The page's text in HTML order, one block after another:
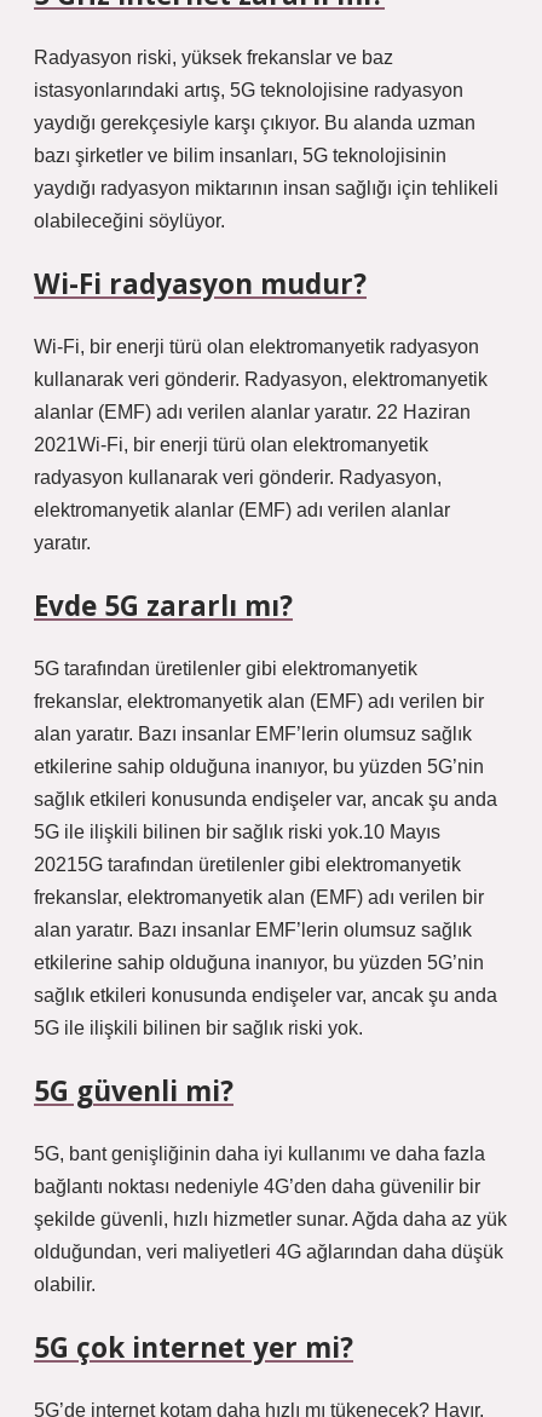
Radyasyon riski, yüksek frekanslar ve baz
istasyonlarındaki artış, 5G teknolojisine radyasyon
yaydığı gerekçesiyle karşı çıkıyor. Bu alanda uzman
bazı şirketler ve bilim insanları, 5G teknolojisinin
yaydığı radyasyon miktarının insan sağlığı için tehlikeli
olabileceğini söylüyor.
Wi-Fi radyasyon mudur?
Wi-Fi, bir enerji türü olan elektromanyetik radyasyon
kullanarak veri gönderir. Radyasyon, elektromanyetik
alanlar (EMF) adı verilen alanlar yaratır. 22 Haziran
2021Wi-Fi, bir enerji türü olan elektromanyetik
radyasyon kullanarak veri gönderir. Radyasyon,
elektromanyetik alanlar (EMF) adı verilen alanlar
yaratır.
Evde 5G zararlı mı?
5G tarafından üretilenler gibi elektromanyetik
frekanslar, elektromanyetik alan (EMF) adı verilen bir
alan yaratır. Bazı insanlar EMF’lerin olumsuz sağlık
etkilerine sahip olduğuna inanıyor, bu yüzden 5G’nin
sağlık etkileri konusunda endişeler var, ancak şu anda
5G ile ilişkili bilinen bir sağlık riski yok.10 Mayıs
20215G tarafından üretilenler gibi elektromanyetik
frekanslar, elektromanyetik alan (EMF) adı verilen bir
alan yaratır. Bazı insanlar EMF’lerin olumsuz sağlık
etkilerine sahip olduğuna inanıyor, bu yüzden 5G’nin
sağlık etkileri konusunda endişeler var, ancak şu anda
5G ile ilişkili bilinen bir sağlık riski yok.
5G güvenli mi?
5G, bant genişliğinin daha iyi kullanımı ve daha fazla
bağlantı noktası nedeniyle 4G’den daha güvenilir bir
şekilde güvenli, hızlı hizmetler sunar. Ağda daha az yük
olduğundan, veri maliyetleri 4G ağlarından daha düşük
olabilir.
5G çok internet yer mi?
5G’de internet kotam daha hızlı mı tükenecek? Hayır,